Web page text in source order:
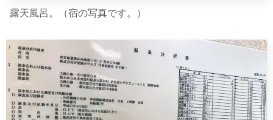
露天風呂。（宿の写真です。）